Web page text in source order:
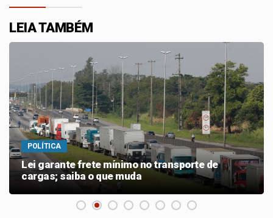
LEIA TAMBÉM
POLÍTICA
Lei garante frete mínimo no transporte de
cargas; saiba o que muda